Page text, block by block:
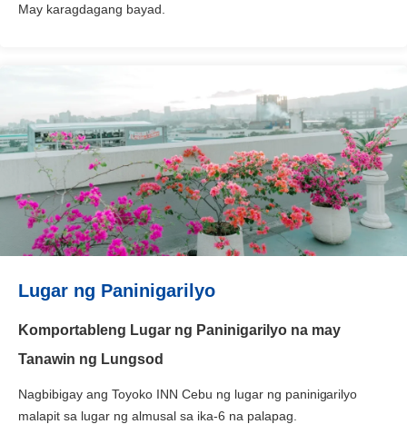
May karagdagang bayad.
Lugar ng Paninigarilyo
Komportableng Lugar ng Paninigarilyo na may
Tanawin ng Lungsod
Nagbibigay ang Toyoko INN Cebu ng lugar ng paninigarilyo
malapit sa lugar ng almusal sa ika-6 na palapag.